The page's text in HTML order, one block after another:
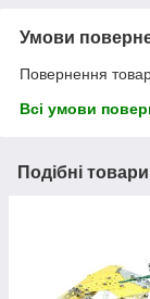
Умови
Повернення
Всі умови
Подібні